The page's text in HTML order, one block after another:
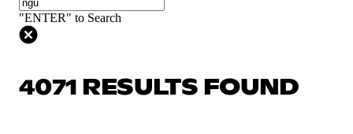
"ENTER" to Search
4071 RESULTS FOUND